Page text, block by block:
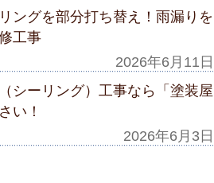
ングを部分打ち替え！雨漏りを
工事
2026年6月11日
シーリング）工事なら「塗装屋
い！
2026年6月3日